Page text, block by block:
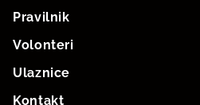
Pravilnik
Volonteri
Ulaznice
Kontakt